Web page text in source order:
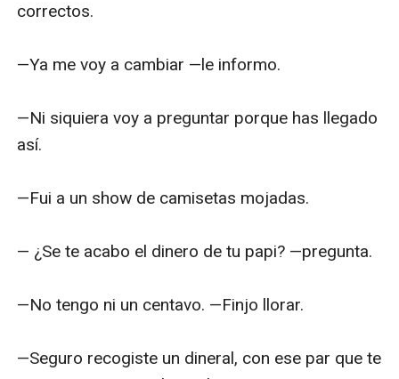
correctos.
—Ya me voy a cambiar —le informo.
—Ni siquiera voy a preguntar porque has llegado
así.
—Fui a un show de camisetas mojadas.
— ¿Se te acabo el dinero de tu papi? —pregunta.
—No tengo ni un centavo. —Finjo llorar.
—Seguro recogiste un dineral, con ese par que te